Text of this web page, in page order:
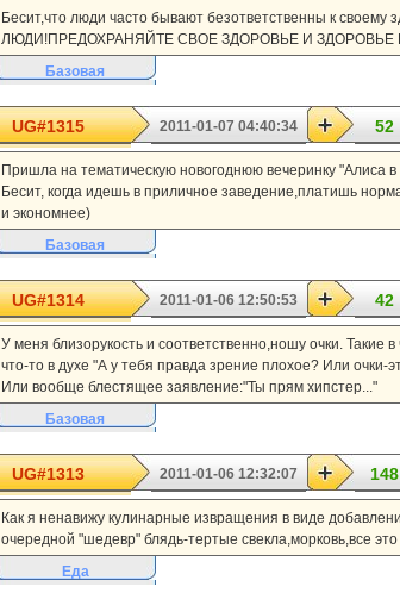
Бесит,что люди часто бывают безответственны к своему
ЛЮДИ!ПРЕДОХРАНЯЙТЕ СВОЕ ЗДОРОВЬЕ И
Базовая
UG#1315 2011-01-07 04:40:34 52
Пришла на тематическую новогоднюю вечеринку "Алиса в
Бесит, когда идешь в приличное заведение,платишь
и экономнее)
Базовая
UG#1314 2011-01-06 12:50:53 42
У меня близорукость и соответственно,ношу очки. Такие
что-то в духе "А у тебя правда зрение плохое? Или
Или вообще блестящее заявление:"Ты прям хипстер..."
Базовая
UG#1313 2011-01-06 12:32:07 148
Как я ненавижу кулинарные извращения в виде
очередной "шедевр" блядь-тертые свекла,морковь,все
Еда